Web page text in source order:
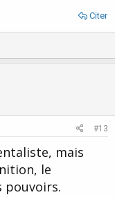
Citer
#13
mais
le
pouvoirs.